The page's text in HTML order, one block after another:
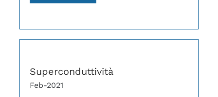
Superconduttività
Feb-2021